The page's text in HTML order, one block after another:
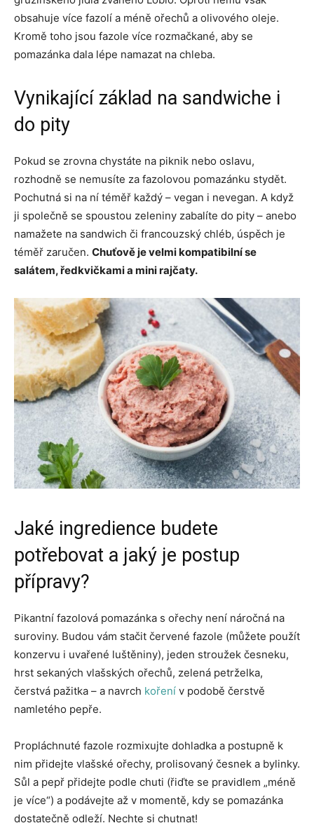
obsahuje více fazolí a méně ořechů a olivového oleje.
Kromě toho jsou fazole více rozmačkané, aby se
pomazánka dala lépe namazat na chleba.
Vynikající základ na sandwiche i
do pity
Pokud se zrovna chystáte na piknik nebo oslavu,
rozhodně se nemusíte za fazolovou pomazánku stydět.
Pochutná si na ní téměř každý – vegan i nevegan. A když
ji společně se spoustou zeleniny zabalíte do pity – anebo
namažete na sandwich či francouzský chléb, úspěch je
téměř zaručen. Chuťově je velmi kompatibilní se
salátem, ředkvičkami a mini rajčaty.
Jaké ingredience budete
potřebovat a jaký je postup
přípravy?
Pikantní fazolová pomazánka s ořechy není náročná na
suroviny. Budou vám stačit červené fazole (můžete použít
konzervu i uvařené luštěniny), jeden stroužek česneku,
hrst sekaných vlašských ořechů, zelená petrželka,
čerstvá pažitka – a navrch koření v podobě čerstvě
namletého pepře.
Propláchnuté fazole rozmixujte dohladka a postupně k
nim přidejte vlašské ořechy, prolisovaný česnek a bylinky.
Sůl a pepř přidejte podle chuti (řiďte se pravidlem „méně
je více“) a podávejte až v momentě, kdy se pomazánka
dostatečně odleží. Nechte si chutnat!